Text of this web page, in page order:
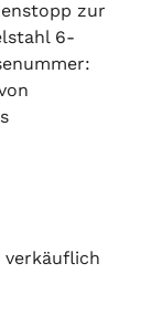
zur
6-
verkäuflich